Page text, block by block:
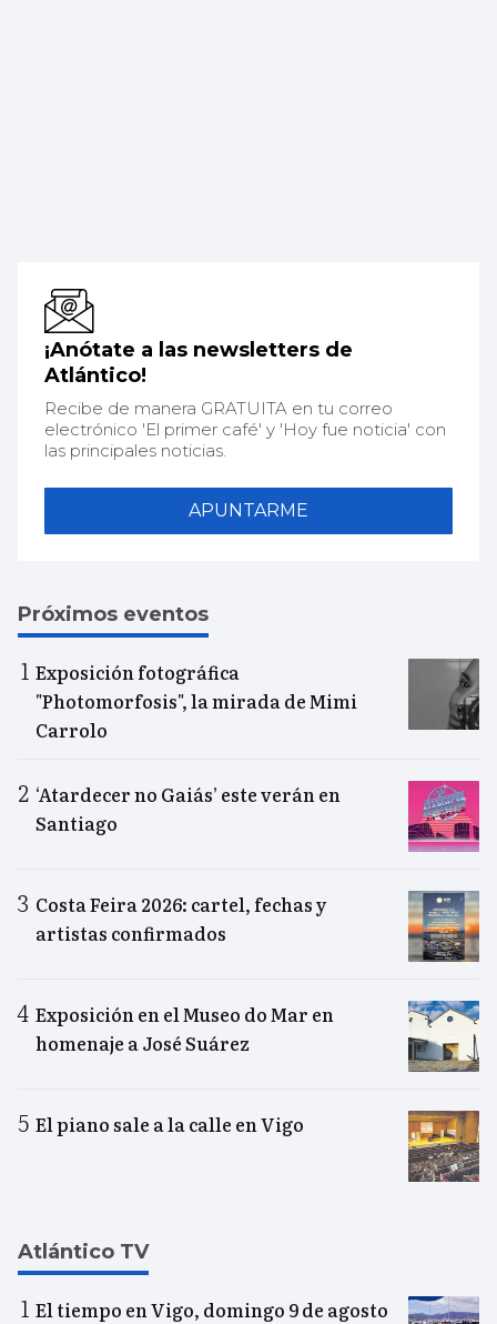
¡Anótate a las newsletters de
Atlántico!
Recibe de manera GRATUITA en tu correo
electrónico 'El primer café' y 'Hoy fue noticia' con
las principales noticias.
APUNTARME
Próximos eventos
Exposición fotográfica
"Photomorfosis", la mirada de Mimi
Carrolo
‘Atardecer no Gaiás’ este verán en
Santiago
Costa Feira 2026: cartel, fechas y
artistas confirmados
Exposición en el Museo do Mar en
homenaje a José Suárez
El piano sale a la calle en Vigo
Atlántico TV
El tiempo en Vigo, domingo 9 de agosto